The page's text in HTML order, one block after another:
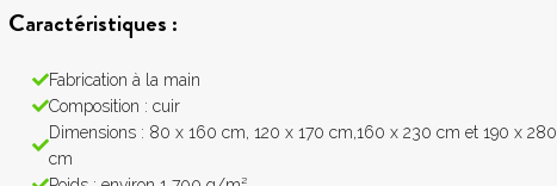
Caractéristiques :
Fabrication à la main
Composition : cuir
Dimensions : 80 x 160 cm, 120 x 170 cm,160 x 230 cm et 190 x 280
cm